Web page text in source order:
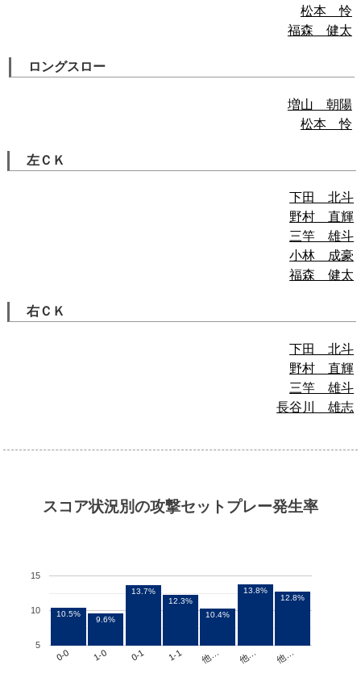
松本 怜
福森 健太
ロングスロー
増山 朝陽
松本 怜
左ＣＫ
下田 北斗
野村 直輝
三竿 雄斗
小林 成豪
福森 健太
右ＣＫ
下田 北斗
野村 直輝
三竿 雄斗
長谷川 雄志
スコア状況別の攻撃セットプレー発生率
0-0 1-0 0-1 1-1 他… 他… 他…
5
10
15
10.5%
9.6%
13.7%
12.3%
10.4%
13.8%
12.8%